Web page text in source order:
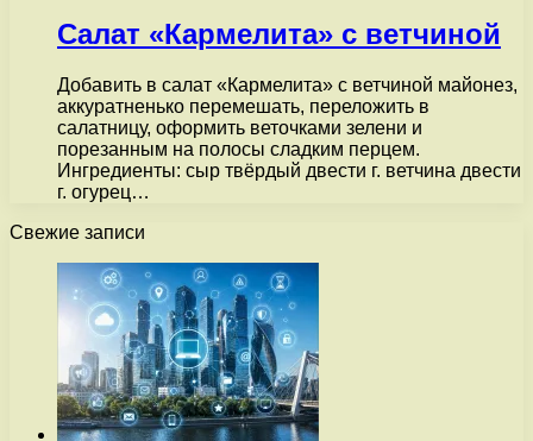
Салат «Кармелита» с ветчиной
Добавить в салат «Кармелита» с ветчиной майонез,
аккуратненько перемешать, переложить в
салатницу, оформить веточками зелени и
порезанным на полосы сладким перцем.
Ингредиенты: сыр твёрдый двести г. ветчина двести
г. огурец…
Свежие записи